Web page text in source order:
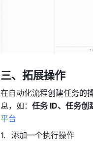
三、拓展操作
在自动化流程创建任务的
息，如： 任务 ID、任务创
平台
添加一个执行操作